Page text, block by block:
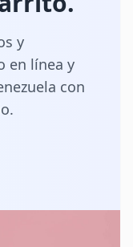
y
en línea y
con